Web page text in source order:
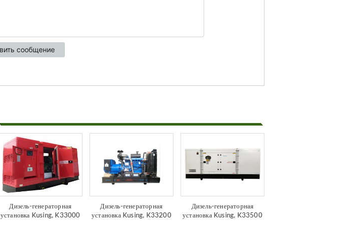
Дизель-генераторная
установка Kusing, K33000
Дизель-генераторная
установка Kusing, K33200
Дизель-генераторная
установка Kusing, K33500